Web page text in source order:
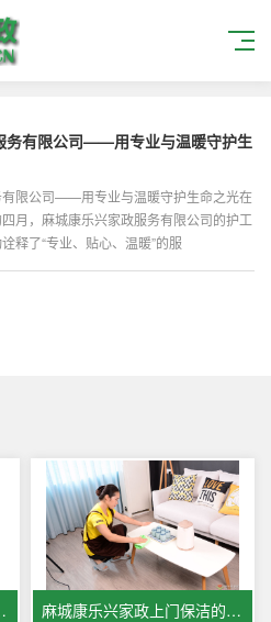
务有限公司——用专业与温暖守护生
有限公司——用专业与温暖守护生命之光在
月，麻城康乐兴家政服务有限公司的护工
释了“专业、贴心、温暖”的服
爱与专业同行 麻城康乐兴家政上门保洁的案例